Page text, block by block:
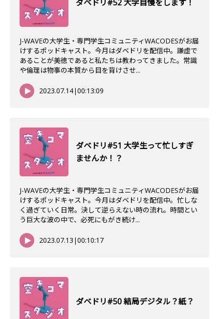
ダベドリ#52 大学自慢をします！
J-WAVEの大学生・専門学生コミュニティWACODESがお届
けするポッドキャスト。今月はダベドリを配信中。謙虚で
あることが美徳であると私たちは教わってきました。常識
や倫理は物事の本質から目を背けさせ...
2023.07.14|00:13:09
ダベドリ#51 大学生って忙しすぎ
ませんか！？
J-WAVEの大学生・専門学生コミュニティWACODESがお届
けするポッドキャスト。今月はダベドリを配信中。忙しな
く過ぎていく日常。決して逆らえない時の流れ。時間とい
う巨大な波の中で、必死にもがき続け...
2023.07.13 |00:10:17
ダベドリ#50 結局デジタル？紙？